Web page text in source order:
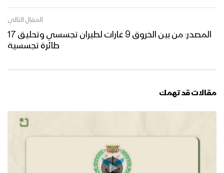
المقال التالي
المصدر: من بين الخروق 9 غارات لطيران تجسسي وتحليق 17
طائرة تجسسية
مقالات قد تهمك